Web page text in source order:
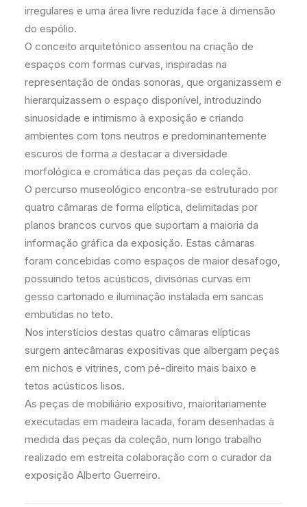
irregulares e uma área livre reduzida face à dimensão
do espólio.
O conceito arquitetónico assentou na criação de
espaços com formas curvas, inspiradas na
representação de ondas sonoras, que organizassem e
hierarquizassem o espaço disponível, introduzindo
sinuosidade e intimismo à exposição e criando
ambientes com tons neutros e predominantemente
escuros de forma a destacar a diversidade
morfológica e cromática das peças da coleção.
O percurso museológico encontra-se estruturado por
quatro câmaras de forma elíptica, delimitadas por
planos brancos curvos que suportam a maioria da
informação gráfica da exposição. Estas câmaras
foram concebidas como espaços de maior desafogo,
possuindo tetos acústicos, divisórias curvas em
gesso cartonado e iluminação instalada em sancas
embutidas no teto.
Nos interstícios destas quatro câmaras elípticas
surgem antecâmaras expositivas que albergam peças
em nichos e vitrines, com pé-direito mais baixo e
tetos acústicos lisos.
As peças de mobiliário expositivo, maioritariamente
executadas em madeira lacada, foram desenhadas à
medida das peças da coleção, num longo trabalho
realizado em estreita colaboração com o curador da
exposição Alberto Guerreiro.